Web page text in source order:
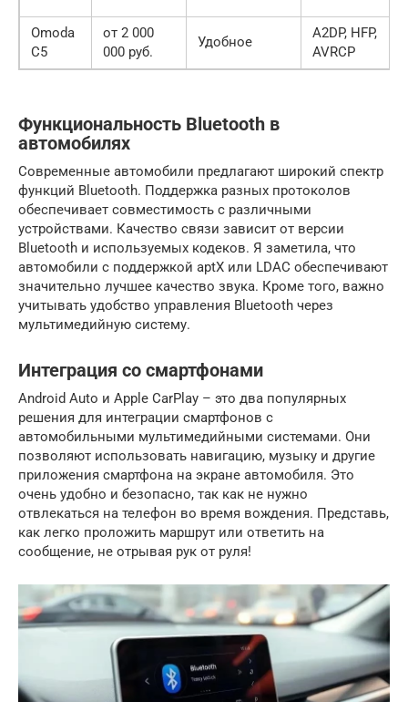
Omoda
C5
от 2 000
000 руб.
Удобное
A2DP, HFP,
AVRCP
Функциональность Bluetooth в
автомобилях
Современные автомобили предлагают широкий спектр
функций Bluetooth. Поддержка разных протоколов
обеспечивает совместимость с различными
устройствами. Качество связи зависит от версии
Bluetooth и используемых кодеков. Я заметила, что
автомобили с поддержкой aptX или LDAC обеспечивают
значительно лучшее качество звука. Кроме того, важно
учитывать удобство управления Bluetooth через
мультимедийную систему.
Интеграция со смартфонами
Android Auto и Apple CarPlay – это два популярных
решения для интеграции смартфонов с
автомобильными мультимедийными системами. Они
позволяют использовать навигацию, музыку и другие
приложения смартфона на экране автомобиля. Это
очень удобно и безопасно, так как не нужно
отвлекаться на телефон во время вождения. Представь,
как легко проложить маршрут или ответить на
сообщение, не отрывая рук от руля!